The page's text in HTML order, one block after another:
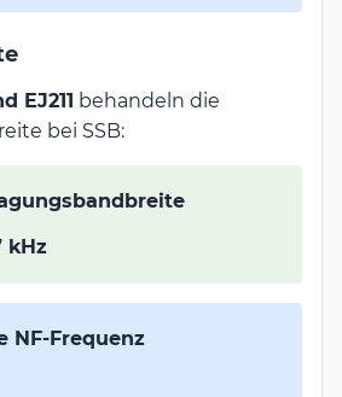
EJ211 behandeln die
bei SSB:
kHz
NF-Frequenz